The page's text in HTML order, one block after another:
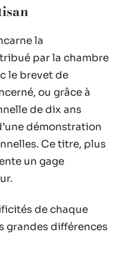
la
par la chambre
le brevet de
ou grâce à
de dix ans
démonstration
Ce titre, plus
un gage
de chaque
grandes différences